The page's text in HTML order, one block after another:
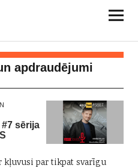
apdraudējumi
sērija
par tikpat svarīgu